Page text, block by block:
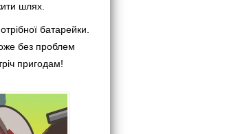
шлях.
батарейки.
без проблем
пригодам!